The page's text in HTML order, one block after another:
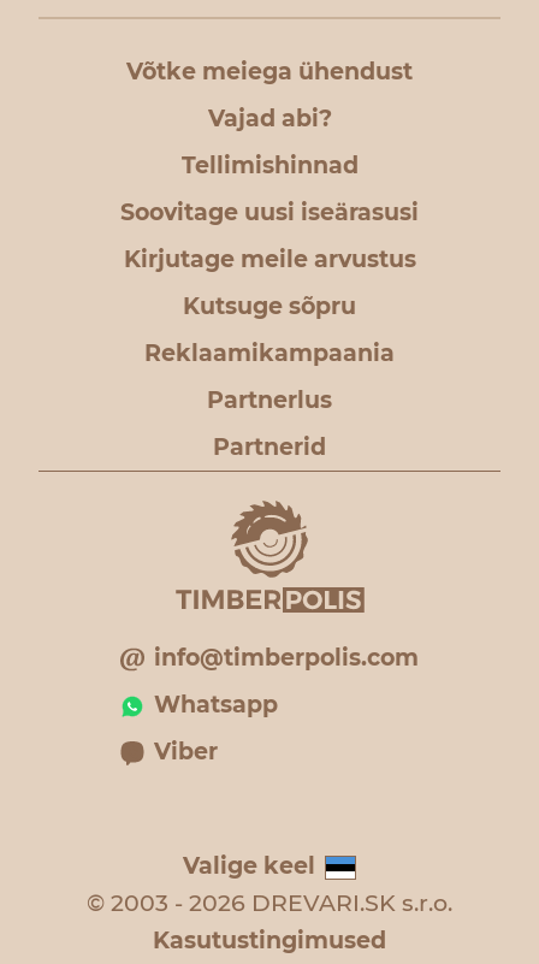
Võtke meiega ühendust
Vajad abi?
Tellimishinnad
Soovitage uusi iseärasusi
Kirjutage meile arvustus
Kutsuge sõpru
Reklaamikampaania
Partnerlus
Partnerid
info@timberpolis.com
Whatsapp
Viber
Valige keel
© 2003 - 2026 DREVARI.SK s.r.o.
Kasutustingimused